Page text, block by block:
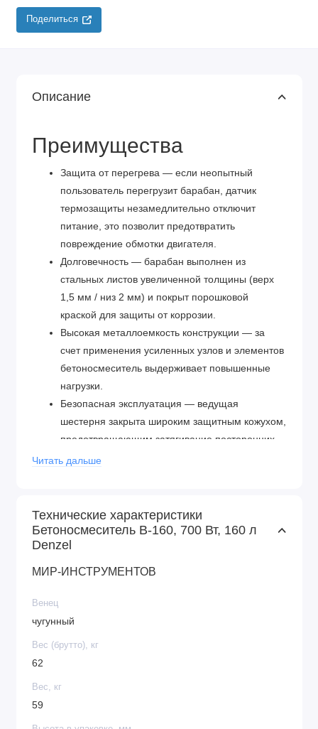
Поделиться
Описание
Преимущества
Защита от перегрева — если неопытный
пользователь перегрузит барабан, датчик
термозащиты незамедлительно отключит
питание, это позволит предотвратить
повреждение обмотки двигателя.
Долговечность — барабан выполнен из
стальных листов увеличенной толщины (верх
1,5 мм / низ 2 мм) и покрыт порошковой
краской для защиты от коррозии.
Высокая металлоемкость конструкции — за
счет применения усиленных узлов и элементов
бетоносмеситель выдерживает повышенные
нагрузки.
Безопасная эксплуатация — ведущая
шестерня закрыта широким защитным кожухом,
предотвращающим затягивание посторонних
предметов в привод.
сквозных отверстий, т.к. он крепится к барабану
через проушины, вынесенные за его тело.
Надежность и высокий ресурс — втулка,
Фиксация угла наклона барабана — в
педаль, позволяющая фиксировать бак в
готовой смеси.
Читать дальше
Технические характеристики
Бетоносмеситель B-160, 700 Вт, 160 л
Denzel
МИР-ИНСТРУМЕНТОВ
Венец
чугунный
Вес (брутто), кг
62
Вес, кг
59